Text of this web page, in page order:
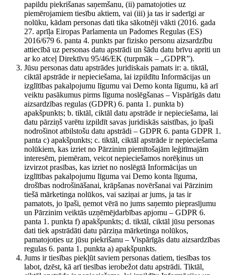
papildu piekrišanas saņemšanu, (ii) pamatojoties uz
piemērojamiem tiesību aktiem, vai (iii) ja tas ir saderīgi ar
nolūku, kādam personas dati tika sākotnēji vākti (2016. gada
27. aprīļa Eiropas Parlamenta un Padomes Regulas (ES)
2016/679 6. panta 4. punkts par fizisko personu aizsardzību
attiecībā uz personas datu apstrādi un šādu datu brīvu apriti un
ar ko atceļ Direktīvu 95/46/EK (turpmāk – „GDPR”).
Jūsu personas datu apstrādes juridiskais pamats ir: a. tiktāl,
ciktāl apstrāde ir nepieciešama, lai izpildītu Informācijas un
izglītības pakalpojumu līgumu vai Demo konta līgumu, kā arī
veiktu pasākumus pirms līguma noslēgšanas – Vispārīgās datu
aizsardzības regulas (GDPR) 6. panta 1. punkta b)
apakšpunkts; b. tiktāl, ciktāl datu apstrāde ir nepieciešama, lai
datu pārziņš varētu izpildīt savas juridiskās saistības, jo īpaši
nodrošinot atbilstošu datu apstrādi – GDPR 6. panta GDPR 1.
panta c) apakšpunkts; c. tiktāl, ciktāl apstrāde ir nepieciešama
nolūkiem, kas izriet no Pārzinim piemītošajām leģitīmajām
interesēm, piemēram, veicot nepieciešamos norēķinus un
izvirzot prasības, kas izriet no noslēgtā Informācijas un
izglītības pakalpojumu līguma vai Demo konta līguma,
drošības nodrošināšanai, krāpšanas novēršanai vai Pārzinim
tiešā mārketinga nolūkos, vai saziņai ar jums, ja tas ir
pamatots, jo īpaši, ņemot vērā no jums saņemto pieprasījumu
un Pārzinim veiktās uzņēmējdarbības apjomu – GDPR 6.
panta 1. punkta f) apakšpunkts; d. tiktāl, ciktāl jūsu personas
dati tiek apstrādāti datu pārziņa mārketinga nolūkos,
pamatojoties uz jūsu piekrišanu – Vispārīgās datu aizsardzības
regulas 6. panta 1. punkta a) apakšpunkts.
Jums ir tiesības piekļūt saviem personas datiem, tiesības tos
labot, dzēst, kā arī tiesības ierobežot datu apstrādi. Tiktāl,